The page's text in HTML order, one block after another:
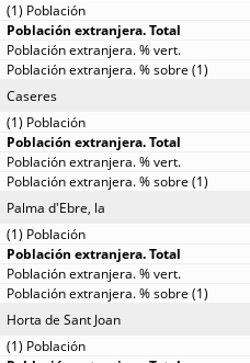
Caseres
Palma d'Ebre, la
Horta de Sant Joan